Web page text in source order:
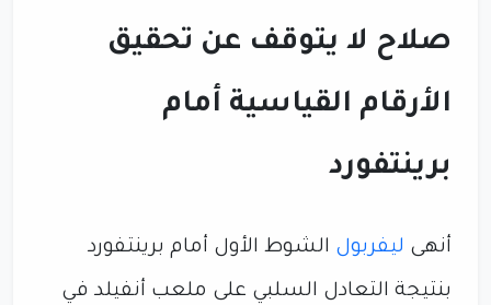
صلاح لا يتوقف عن تحقيق
الأرقام القياسية أمام
برينتفورد
أنهى ليفربول الشوط الأول أمام برينتفورد
بنتيجة التعادل السلبي على ملعب أنفيلد في